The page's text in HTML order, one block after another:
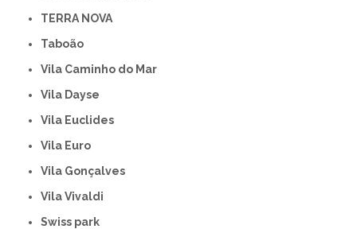
TERRA NOVA
Taboão
Vila Caminho do Mar
Vila Dayse
Vila Euclides
Vila Euro
Vila Gonçalves
Vila Vivaldi
swiss park